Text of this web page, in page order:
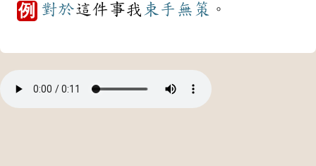
例 對於這件事我 束手無策 。